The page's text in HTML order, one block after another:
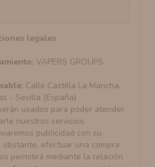
legales
VAPERS GROUPS
Calle Castilla La Mancha,
- Sevilla (España)
usados para poder atender
nuestros servicios.
publicidad con su
obstante, efectuar una compra
permitirá mediante la relación